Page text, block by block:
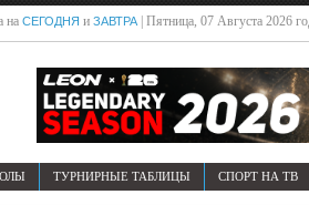
на СЕГОДНЯ и ЗАВТРА| Пятница, 07 Августа 2026
ТУРНИРНЫЕ ТАБЛИЦЫ СПОРТ НА ТВ